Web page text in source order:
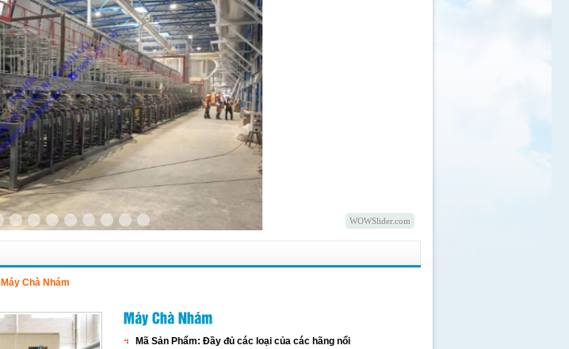
WOWSlider.com
Máy Chà Nhám
Mã Sản Phẩm: Đầy đủ các loại của các hãng nổi